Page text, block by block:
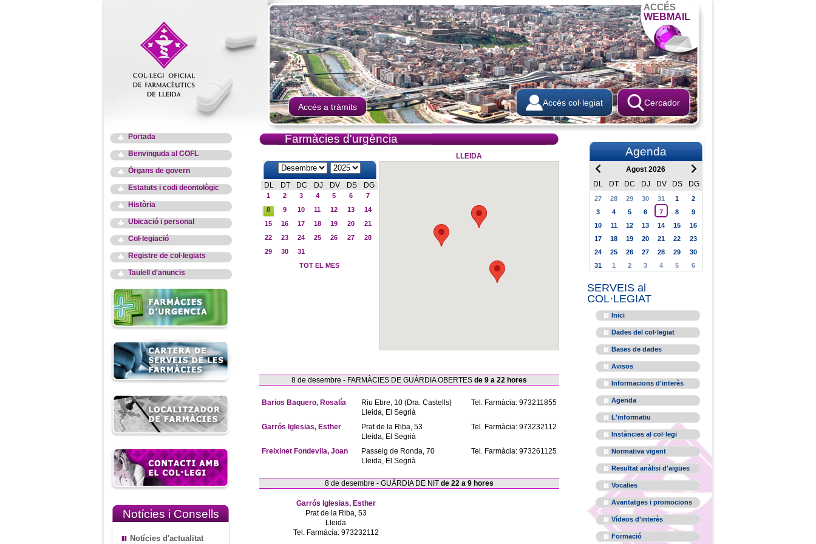
ACCÉS
WEBMAIL
Accés a tràmits Cercador
Accés col·legiat
Portada
Benvinguda al COFL
Òrgans de govern
Estatuts i codi deontològic
Història
Ubicació i personal
Col·legiació
Registre de col·legiats
Taulell d'anuncis
Notícies i Consells
Notícies d'actualitat
Farmàcies d'urgència
DL DT DC DJ DV DS DG
1 2 3 4 5 6
7
8
9 10 11 12 13
14
15
16 17 18 19 20
21
22
23 24 25 26 27
28
29
30
31
TOT EL MES
LLEIDA
8 de desembre - FARMÀCIES DE GUÀRDIA OBERTES de 9 a 22 hores
Barios Baquero, Rosalía
Riu Ebre, 10 (Dra. Castells)
Lleida, El Segrià
Tel. Farmàcia: 973211855
Garrós Iglesias, Esther
Prat de la Riba, 53
Lleida, El Segrià
Tel. Farmàcia: 973232112
Freixinet Fondevila, Joan
Passeig de Ronda, 70
Lleida, El Segrià
Tel. Farmàcia: 973261125
8 de desembre - GUÀRDIA DE NIT de 22 a 9 hores
Garrós Iglesias, Esther
Prat de la Riba, 53
Lleida
Tel. Farmàcia: 973232112
Agenda
Agost 2026
DL
DT DC DJ DV DS DG
27 28 29 30 31 1
2
3
4 5 6 7 8
9
10
11 12 13 14 15
16
17
18 19 20 21 22
23
24
25 26 27 28 29
30
31
1 2 3 4 5 6
SERVEIS al
COL·LEGIAT
Inici
Dades del col·legiat
Bases de dades
Avisos
Informacions d'interès
Agenda
L'informatiu
Instàncies al col·legi
Normativa vigent
Resultat anàlisi d'aigües
Vocalies
Avantatges i promocions
Vídeos d'interès
Formació